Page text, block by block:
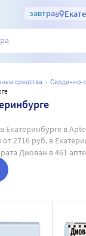
завтрав
средства
Екатеринбурге в
2716 руб. в
Диован в 461